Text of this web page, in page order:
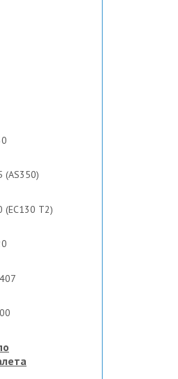
(AS350)
(EC130 T2)